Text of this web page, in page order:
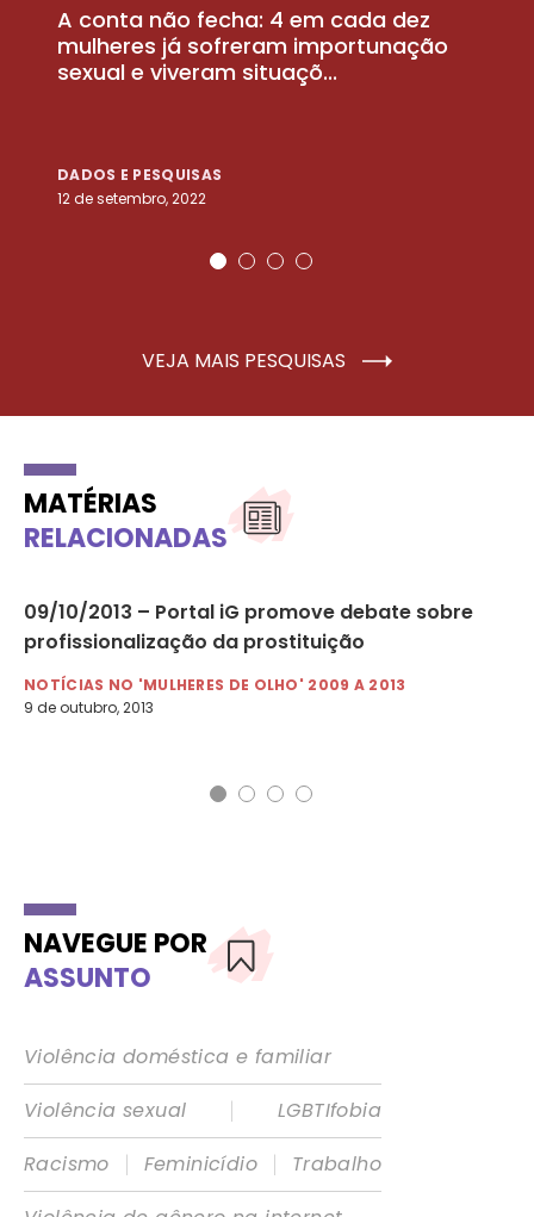
A conta não fecha: 4 em cada dez
mulheres já sofreram importunação
sexual e viveram situaçõ...
DADOS E PESQUISAS
12 de setembro, 2022
VEJA MAIS PESQUISAS
MATÉRIAS
RELACIONADAS
09/10/2013 – Portal iG promove debate sobre
profissionalização da prostituição
NOTÍCIAS NO 'MULHERES DE OLHO' 2009 A 2013
9 de outubro, 2013
NAVEGUE POR
ASSUNTO
Violência doméstica e familiar
Violência sexual
|
LGBTIfobia
Racismo
| Feminicídio |
Trabalho